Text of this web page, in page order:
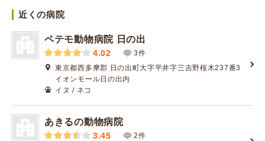
近くの病院
ペテモ動物病院 日の出
4.02
3件
東京都西多摩郡 日の出町大字平井字三吉野桜木237番3
イオンモール日の出内
イヌ / ネコ
あきるの動物病院
3.45
2件